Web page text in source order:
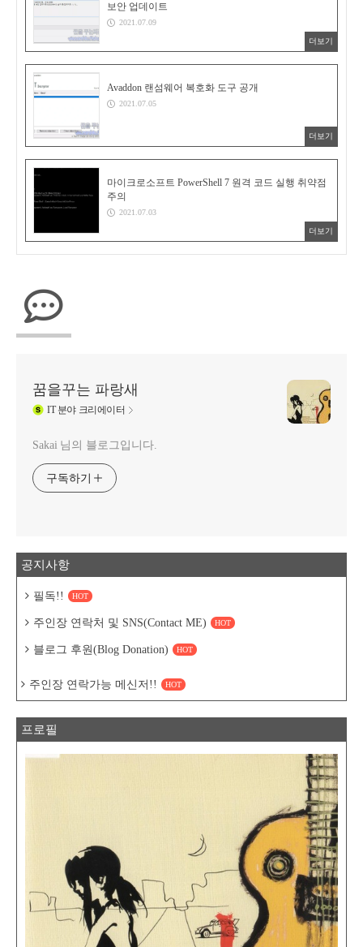
보안 업데이트
2021.07.09
더보기
Avaddon 랜섬웨어 복호화 도구 공개
2021.07.05
더보기
마이크로소프트 PowerShell 7 원격 코드 실행 취약점
주의
2021.07.03
더보기
꿈을꾸는 파랑새
IT분야 크리에이터
Sakai 님의 블로그입니다.
구독하기
공지사항
필독!! HOT
주인장 연락처 및 SNS(Contact ME) HOT
블로그 후원(Blog Donation) HOT
주인장 연락가능 메신저!! HOT
프로필